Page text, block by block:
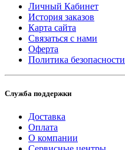
Личный Кабинет
История заказов
Карта сайта
Связаться с нами
Оферта
Политика безопасности
Служба поддержки
Доставка
Оплата
О компании